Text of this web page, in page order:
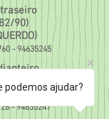
90)
- 94635245
90)
- 94635247
podemos ajudar?